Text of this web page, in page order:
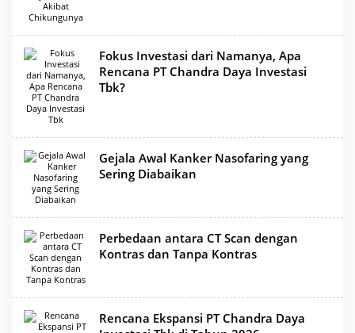
Fokus Investasi dari Namanya, Apa
Rencana PT Chandra Daya Investasi
Tbk?
Gejala Awal Kanker Nasofaring yang
Sering Diabaikan
Perbedaan antara CT Scan dengan
Kontras dan Tanpa Kontras
Rencana Ekspansi PT Chandra Daya